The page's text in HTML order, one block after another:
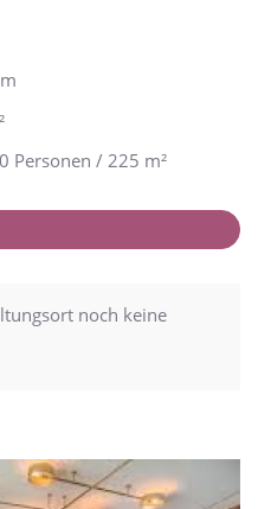
Personen / 225 m²
noch keine